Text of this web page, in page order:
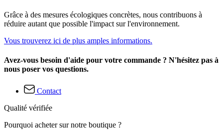
Grâce à des mesures écologiques concrètes, nous contribuons à
réduire autant que possible l'impact sur l'environnement.
Vous trouverez ici de plus amples informations.
Avez-vous besoin d'aide pour votre commande ? N'hésitez pas à
nous poser vos questions.
Contact
Qualité vérifiée
Pourquoi acheter sur notre boutique ?